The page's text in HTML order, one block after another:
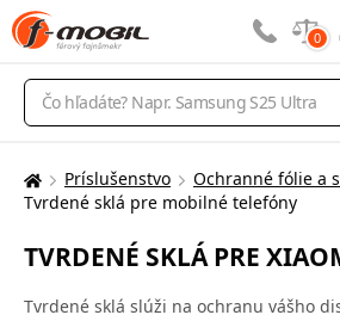
Vyhľadávanie
0
Tu
nachádzate:
Príslušenstvo
Ochranné fólie a
Tvrdené sklá pre mobilné telefóny
TVRDENÉ SKLÁ PRE
Tvrdené sklá slúži na ochranu vášho